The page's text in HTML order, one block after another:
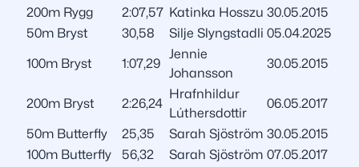
200m Rygg
2:07,57 Katinka Hosszu 30.05.2015
50m Bryst
30,58 Silje Slyngstadli 05.04.2025
100m Bryst
1:07,29
Jennie
Johansson
30.05.2015
200m Bryst 2:26,24
Hrafnhildur
Lúthersdottir
06.05.2017
50m Butterfly
25,35 Sarah Sjöström 30.05.2015
100m Butterfly
56,32 Sarah Sjöström 07.05.2017